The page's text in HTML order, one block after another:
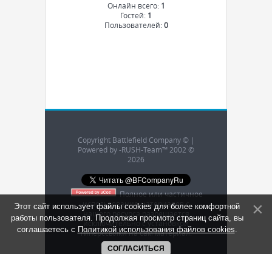
Онлайн всего: 1
Гостей: 1
Пользователей:0
Copyright Battlefield Company © |
Powered by -RUSH-Team™ 2002 ©
2026
Полное или частичное
использование материалов с
нашего ресурса разрешается
исключительно с установкой
гиперссылки на сам материал.
Этот сайт использует файлы cookies для более комфортной
работы пользователя. Продолжая просмотр страниц сайта, вы
соглашаетесь с Политикой использования файлов cookies.
СОГЛАСИТЬСЯ